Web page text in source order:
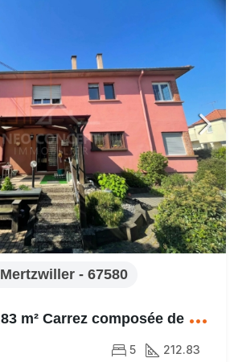
Mertzwiller - 67580
M
aison de 212,83 m² Carrez composée de deux logements sur 6 ares et 26 centiares à MERTZWILLER.
5 212.83